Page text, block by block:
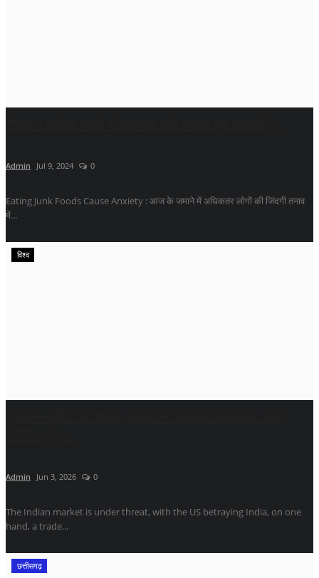
Admin Jul 9, 2024 0
Eating Junk Foods Cause Anxiety : आज के जमाने में अधिकतर लोगों की जिंदगी तनाव
में...
विश्व
Admin Jun 3, 2026 0
The Indian market is under threat, with the US betraying India, on one
hand, a trade...
छत्तीसगढ़